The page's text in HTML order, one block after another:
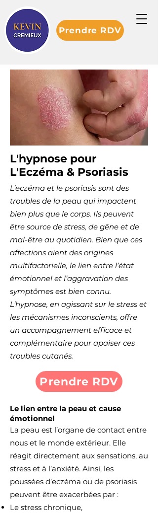
Prendre RDV
L'hypnose pour
L'Eczéma & Psoriasis
L’eczéma et le psoriasis sont des
troubles de la peau qui impactent
bien plus que le corps. Ils peuvent
être source de stress, de gêne et de
mal-être au quotidien. Bien que ces
affections aient des origines
multifactorielle, le lien entre l’état
émotionnel et l’aggravation des
symptômes est bien connu.
L’hypnose, en agissant sur le stress et
les mécanismes inconscients, offre
un accompagnement efficace et
complémentaire pour apaiser ces
troubles cutanés.
Prendre RDV
Le lien entre la peau et cause
émotionnel
La peau est l’organe de contact entre
nous et le monde extérieur. Elle
réagit directement aux sensations, au
stress et à l’anxiété. Ainsi, les
poussées d’eczéma ou de psoriasis
peuvent être exacerbées par :
Le stress chronique,